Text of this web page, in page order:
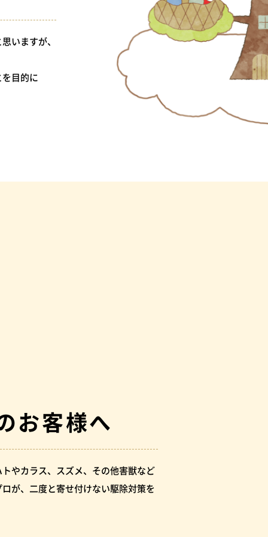
いますが、
目的に
お客様へ
やカラス、スズメ、その他害獣など
が、二度と寄せ付けない駆除対策を